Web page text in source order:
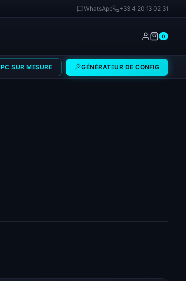
WhatsApp +33 4 20 13 02 31
0
PC SUR MESURE GÉNÉRATEUR DE CONFIG